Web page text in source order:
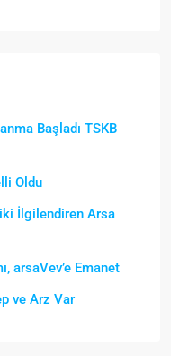
Başladı TSKB
Oldu
İlgilendiren Arsa
arsaVev’e Emanet
ve Arz Var